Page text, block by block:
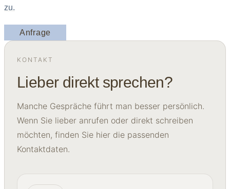
zu.
Anfrage
KONTAKT
Lieber direkt sprechen?
Manche Gespräche führt man besser persönlich.
Wenn Sie lieber anrufen oder direkt schreiben
möchten, finden Sie hier die passenden
Kontaktdaten.